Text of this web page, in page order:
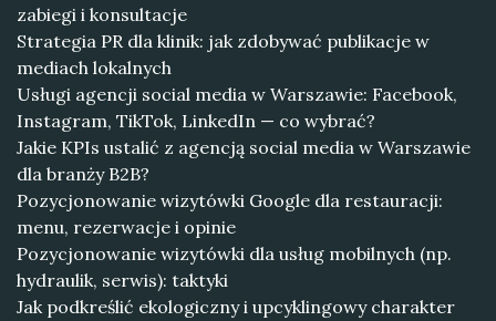
zabiegi i konsultacje
Strategia PR dla klinik: jak zdobywać publikacje w
mediach lokalnych
Usługi agencji social media w Warszawie: Facebook,
Instagram, TikTok, LinkedIn — co wybrać?
Jakie KPIs ustalić z agencją social media w Warszawie
dla branży B2B?
Pozycjonowanie wizytówki Google dla restauracji:
menu, rezerwacje i opinie
Pozycjonowanie wizytówki dla usług mobilnych (np.
hydraulik, serwis): taktyki
Jak podkreślić ekologiczny i upcyklingowy charakter